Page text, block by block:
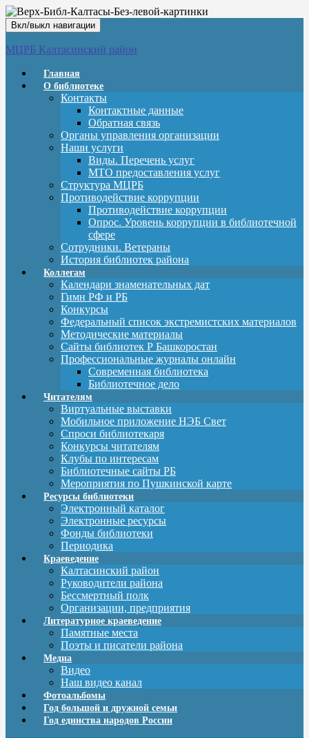
Вкл/выкл навигации
МЦРБ Калтасинский район
Главная
О библиотеке
Контакты
Контактные данные
Обратная связь
Органы управления организации
Наши услуги
Виды. Перечень услуг
МТО предоставления услуг
Структура МЦРБ
Противодействие коррупции
Противодействие коррупции
Опрос. Уровень коррупции в библиотечной
сфере
Сотрудники. Ветераны
История библиотек района
Коллегам
Календари знаменательных дат
Гимн РФ и РБ
Конкурсы
Федеральный список экстремистских материалов
Методические материалы
Сайты библиотек Р Башкоростан
Профессиональные журналы онлайн
Современная библиотека
Библиотечное дело
Читателям
Виртуальные выставки
Мобильное приложение НЭБ Свет
Спроси библиотекаря
Конкурсы читателям
Клубы по интересам
Библиотечные сайты РБ
Мероприятия по Пушкинской карте
Ресурсы библиотеки
Электронный каталог
Электронные ресурсы
Фонды библиотеки
Периодика
Краеведение
Калтасинский район
Руководители района
Бессмертный полк
Организации, предприятия
Литературное краеведение
Памятные места
Поэты и писатели района
Медиа
Видео
Наш видео канал
Фотоальбомы
Год большой и дружной семьи
Год единства народов России